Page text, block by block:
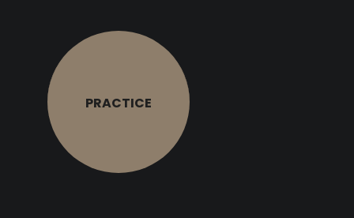
PRACTICE